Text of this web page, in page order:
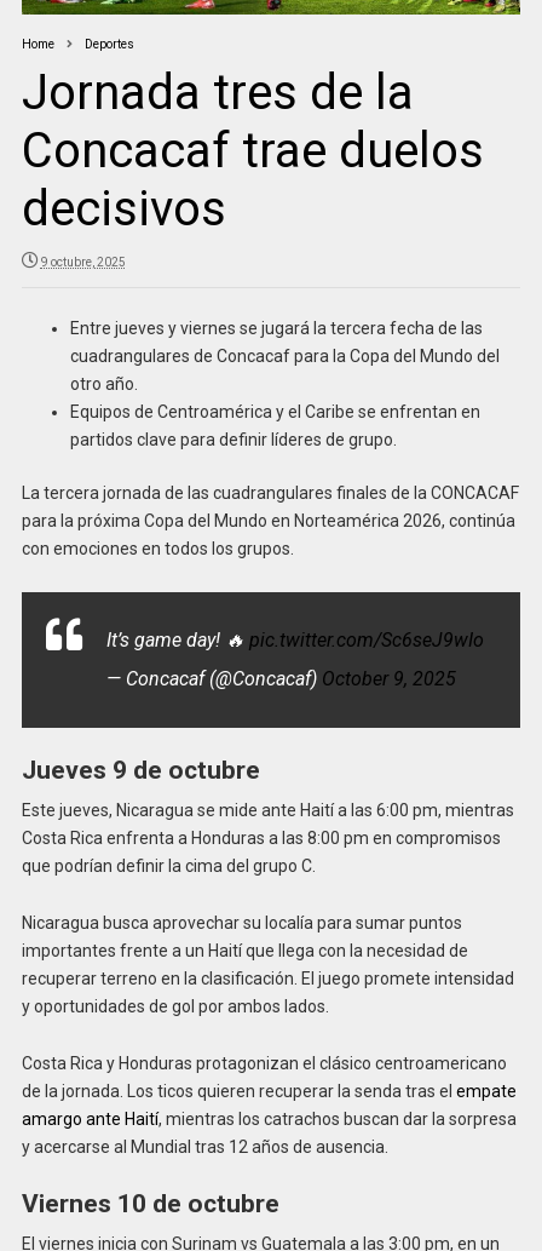
Home Deportes
Jornada tres de la
Concacaf trae duelos
decisivos
9 octubre, 2025
Entre jueves y viernes se jugará la tercera fecha de las
cuadrangulares de Concacaf para la Copa del Mundo del
otro año.
Equipos de Centroamérica y el Caribe se enfrentan en
partidos clave para definir líderes de grupo.
La tercera jornada de las cuadrangulares finales de la CONCACAF
para la próxima Copa del Mundo en Norteamérica 2026, continúa
con emociones en todos los grupos.
It’s game day! 🔥 pic.twitter.com/Sc6seJ9wIo
— Concacaf (@Concacaf) October 9, 2025
Jueves 9 de octubre
Este jueves, Nicaragua se mide ante Haití a las 6:00 pm, mientras
Costa Rica enfrenta a Honduras a las 8:00 pm en compromisos
que podrían definir la cima del grupo C.
Nicaragua busca aprovechar su localía para sumar puntos
importantes frente a un Haití que llega con la necesidad de
recuperar terreno en la clasificación. El juego promete intensidad
y oportunidades de gol por ambos lados.
Costa Rica y Honduras protagonizan el clásico centroamericano
de la jornada. Los ticos quieren recuperar la senda tras el empate
amargo ante Haití, mientras los catrachos buscan dar la sorpresa
y acercarse al Mundial tras 12 años de ausencia.
Viernes 10 de octubre
El viernes inicia con Surinam vs Guatemala a las 3:00 pm, en un